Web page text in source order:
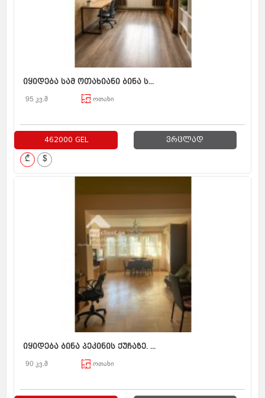
იყიდება სამ ოთახიანი ბინა ს...
95 კვ.მ ოთახი
462000 GEL ვრცლად
₾ $
იყიდება ბინა პეკინის ქუჩაზე. ...
90 კვ.მ ოთახი